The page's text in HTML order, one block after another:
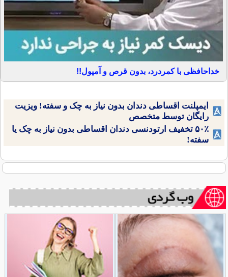
خداحافظی با کمردرد، بدون قرص و آمپول!!
ایمپلنت اقساطی دندان بدون نیاز به چک و سفته! ویزیت
رایگان توسط متخصص
۵۰٪ تخفیف ارتودنسی دندان اقساطی بدون نیاز به چک یا
سفته!